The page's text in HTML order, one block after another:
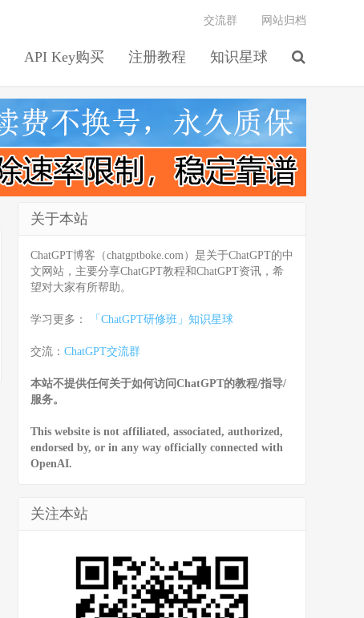
API Key购买 注册教程 知识星球
交流群 网站归档
关于本站
ChatGPT博客（chatgptboke.com）是关于ChatGPT的中
文网站，主要分享ChatGPT教程和ChatGPT资讯，希
望对大家有所帮助。
学习更多： 「ChatGPT研修班」知识星球
交流： ChatGPT交流群
本站不提供任何关于如何访问ChatGPT的教程/指导/
服务。
This website is not affiliated, associated, authorized,
endorsed by, or in any way officially connected with
OpenAI.
关注本站